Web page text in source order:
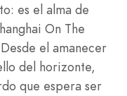
es el alma de
On The
el amanecer
del horizonte,
que espera ser